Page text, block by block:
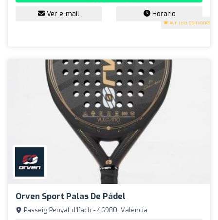
4.7 (88 opiniones)
Ver e-mail Horario
Orven Sport Palas De Pádel
Passeig Penyal d'Ifach - 46980, Valencia